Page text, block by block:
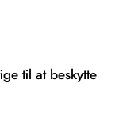
til at beskytte